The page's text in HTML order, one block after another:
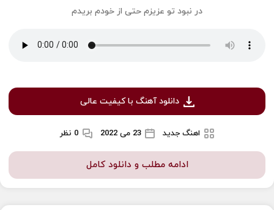
در نبود تو عزیزم حتی از خودم بریدم
دانلود آهنگ با کیفیت عالی
اهنگ جدید 23 می 2022 0 نظر
ادامه مطلب و دانلود کامل